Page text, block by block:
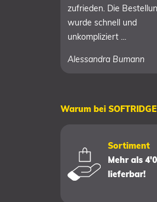
zufrieden. Die
wurde schnell und
unkompliziert ...
Alessandra Bumann
Warum bei
Sortiment
Mehr als
lieferbar!